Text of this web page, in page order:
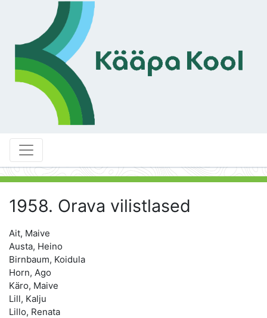
1958. Orava vilistlased
Ait, Maive
Austa, Heino
Birnbaum, Koidula
Horn, Ago
Käro, Maive
Lill, Kalju
Lillo, Renata